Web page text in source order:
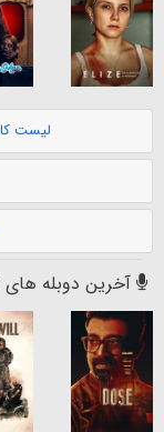
لیست
آخرین دوبله